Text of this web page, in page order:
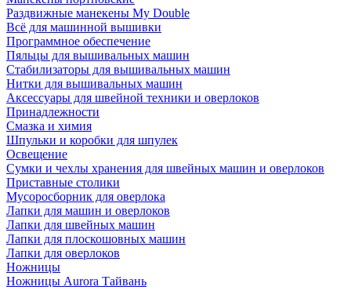
Раздвижные манекены My Double
Всё для машинной вышивки
Программное обеспечение
Пяльцы для вышивальных машин
Стабилизаторы для вышивальных машин
Нитки для вышивальных машин
Аксессуары для швейной техники и оверлоков
Принадлежности
Смазка и химия
Шпульки и коробки для шпулек
Освещение
Сумки и чехлы хранения для швейных машин и оверлоков
Приставные столики
Мусоросборник для оверлока
Лапки для машин и оверлоков
Лапки для швейных машин
Лапки для плоскошовных машин
Лапки для оверлоков
Ножницы
Ножницы Aurora Тайвань